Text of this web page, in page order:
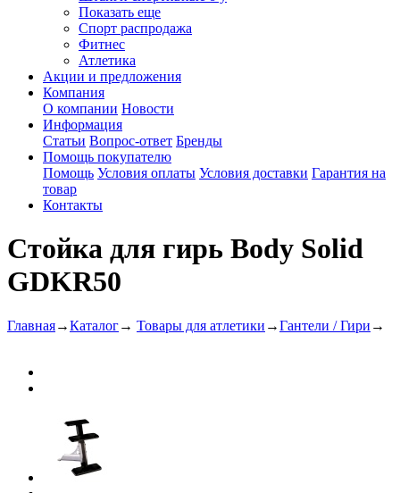
Показать еще
Спорт распродажа
Фитнес
Атлетика
Акции и предложения
Компания
О компании Новости
Информация
Статьи Вопрос-ответ Бренды
Помощь покупателю
Помощь Условия оплаты Условия доставки Гарантия на
товар
Контакты
Стойка для гирь Body Solid
GDKR50
Главная→Каталог→ Товары для атлетики →Гантели / Гири →